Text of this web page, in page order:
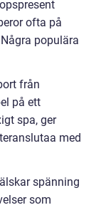
ofta på
populära
från
på ett
spa, ger
med
spänning
som